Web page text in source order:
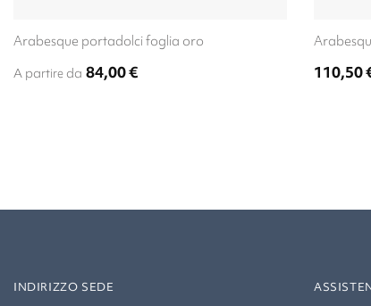
Arabesque portadolci foglia oro
A partire da 84,00€ 110,50
INDIRIZZO SEDE